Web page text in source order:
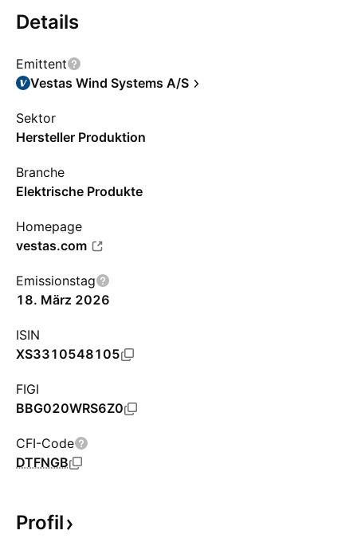
Details
Emittent
Vestas Wind Systems A/S
Sektor
Hersteller Produktion
Branche
Elektrische Produkte
Homepage
vestas.com
Emissionstag
18. März 2026
ISIN
XS3310548105
FIGI
BBG020WRS6Z0
CFI-Code
DTFNGB
Profil